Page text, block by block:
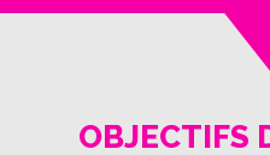
OBJECTIFS